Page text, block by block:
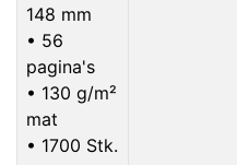
148 mm
• 56
pagina's
• 130 g/m²
mat
• 1700 Stk.